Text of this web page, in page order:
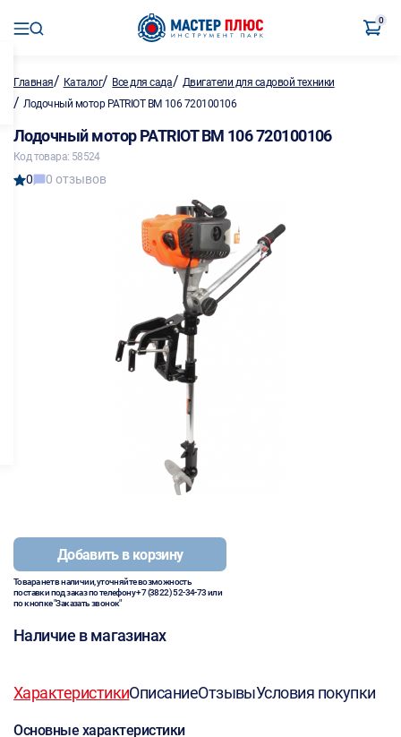
0
Главная/ Каталог/ Все для сада/ Двигатели для садовой техники
/ Лодочный мотор PATRIOT BM 106 720100106
Лодочный мотор PATRIOT BM 106 720100106
Код товара: 58524
0 0 отзывов
Добавить в корзину
Товара нет в наличии, уточняйте возможность
поставки под заказ по телефону+7 (3822) 52-34-73или
по кнопке "Заказать звонок"
Наличие в магазинах
ХарактеристикиОписаниеОтзывыУсловия покупки
Основные характеристики